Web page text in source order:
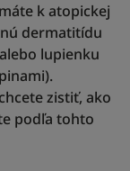
k atopickej
dermatitídu
lupienku
zistiť, ako
podľa tohto